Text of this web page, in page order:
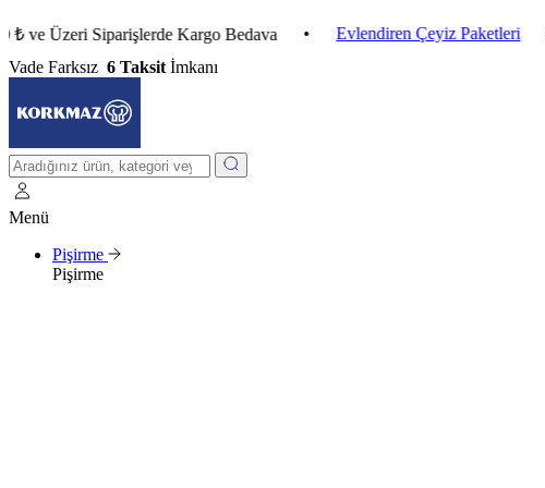
Üzeri Siparişlerde Kargo Bedava • Evlendiren Çeyiz Paketleri •
Vade Farksız 6 Taksit İmkanı
Menü
Pişirme
Pişirme